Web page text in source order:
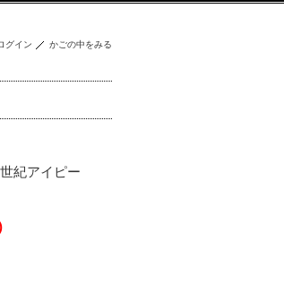
グイン かごの中をみる
紀アイピー